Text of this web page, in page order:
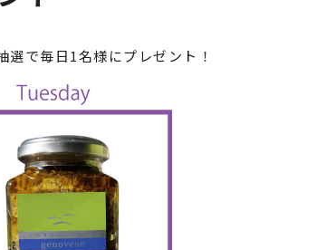
で毎日1名様にプレゼント！